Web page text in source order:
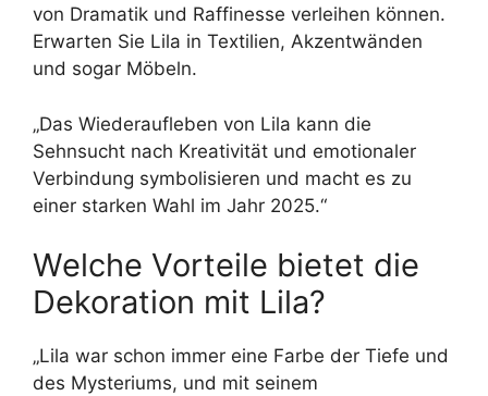
von Dramatik und Raffinesse verleihen können.
Erwarten Sie Lila in Textilien, Akzentwänden
und sogar Möbeln.
„Das Wiederaufleben von Lila kann die
Sehnsucht nach Kreativität und emotionaler
Verbindung symbolisieren und macht es zu
einer starken Wahl im Jahr 2025.“
Welche Vorteile bietet die
Dekoration mit Lila?
„Lila war schon immer eine Farbe der Tiefe und
des Mysteriums, und mit seinem